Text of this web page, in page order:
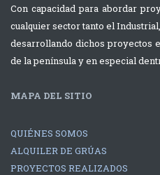
Con capacidad para abordar
cualquier sector tanto el
desarrollando dichos proyectos
de la península y en especial
MAPA DEL SITIO
QUIÉNES SOMOS
ALQUILER DE GRÚAS
PROYECTOS REALIZADOS